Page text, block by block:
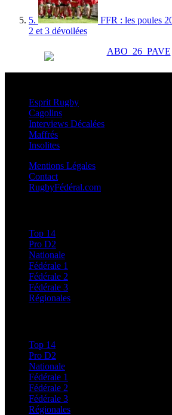
5.
FFR : les poules
2 et 3 dévoilées
Esprit Rugby
Cagolins
Interviews Décalées
Maffrés
Insolites
Mentions Légales
Contact
RugbyFédéral.com
Top 14
Pro D2
Nationale
Fédérale 1
Fédérale 2
Fédérale 3
Régionales
Top 14
Pro D2
Nationale
Fédérale 1
Fédérale 2
Fédérale 3
Régionales